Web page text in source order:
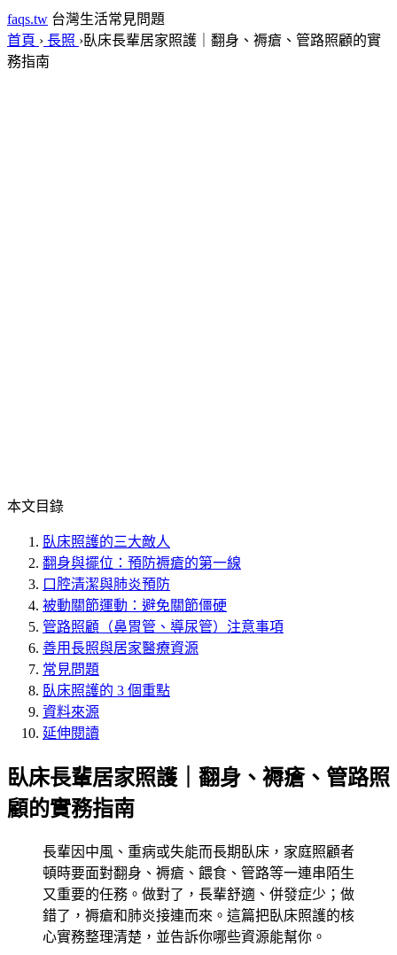
faqs.tw 台灣生活常見問題
首頁 › 長照 ›臥床長輩居家照護｜翻身、褥瘡、管路照顧的實
務指南
本文目錄
臥床照護的三大敵人
翻身與擺位：預防褥瘡的第一線
口腔清潔與肺炎預防
被動關節運動：避免關節僵硬
管路照顧（鼻胃管、導尿管）注意事項
善用長照與居家醫療資源
常見問題
臥床照護的 3 個重點
資料來源
延伸閱讀
臥床長輩居家照護｜翻身、褥瘡、管路照
顧的實務指南
長輩因中風、重病或失能而長期臥床，家庭照顧者
頓時要面對翻身、褥瘡、餵食、管路等一連串陌生
又重要的任務。做對了，長輩舒適、併發症少；做
錯了，褥瘡和肺炎接連而來。這篇把臥床照護的核
心實務整理清楚，並告訴你哪些資源能幫你。